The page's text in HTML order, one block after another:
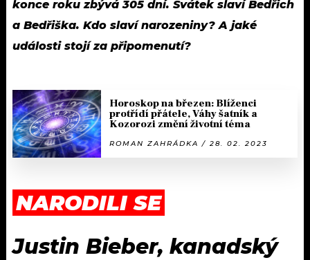
konce roku zbývá 305 dní. Svátek slaví Bedřich
a Bedřiška. Kdo slaví narozeniny? A jaké
události stojí za připomenutí?
Horoskop na březen: Blíženci
protřídí přátele, Váhy šatník a
Kozorozi změní životní téma
ROMAN ZAHRÁDKA / 28. 02. 2023
NARODILI SE
Justin Bieber, kanadský